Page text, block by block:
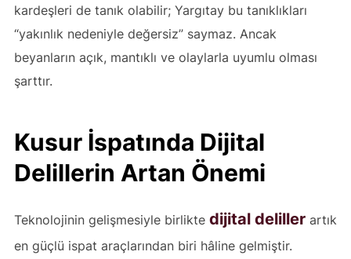
kardeşleri de tanık olabilir; Yargıtay bu tanıklıkları
“yakınlık nedeniyle değersiz” saymaz. Ancak
beyanların açık, mantıklı ve olaylarla uyumlu olması
şarttır.
Kusur İspatında Dijital
Delillerin Artan Önemi
Teknolojinin gelişmesiyle birlikte dijital delillerartık
en güçlü ispat araçlarından biri hâline gelmiştir.